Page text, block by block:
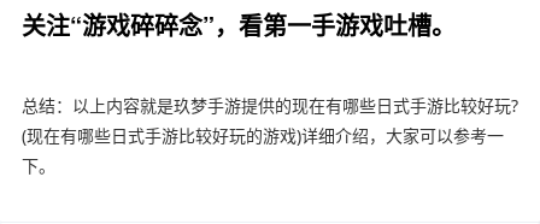
关注“游戏碎碎念”，看第一手游戏吐槽。
总结：以上内容就是玖梦手游提供的现在有哪些日式手游比较好玩?
(现在有哪些日式手游比较好玩的游戏)详细介绍，大家可以参考一
下。